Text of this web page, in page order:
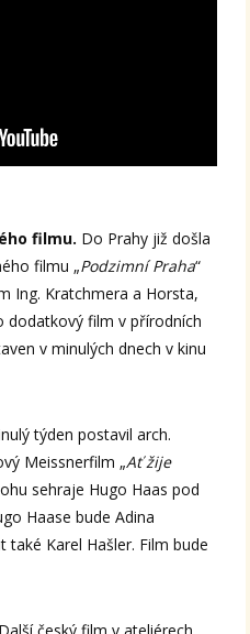
filmu. Do Prahy již došla
filmu „Podzimní Praha“
Ing. Kratchmera a Horsta,
dodatkový film v přírodních
v minulých dnech v kinu
týden postavil arch.
Meissnerfilm „Ať žije
sehraje Hugo Haas pod
Haase bude Adina
Karel Hašler. Film bude